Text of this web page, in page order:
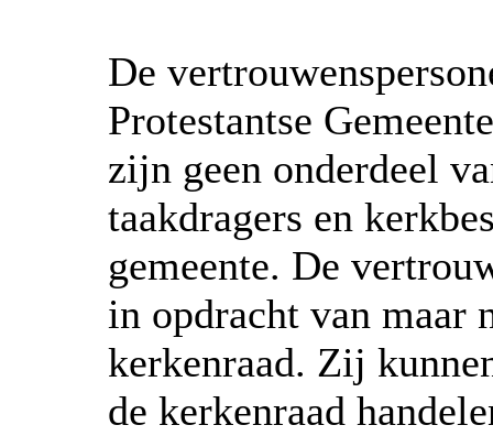
De
Protestantse
zijn geen onderdeel
taakdragers en
gemeente. De
in opdracht van maar
kerkenraad. Zij
de kerkenraad